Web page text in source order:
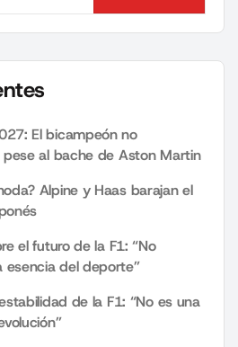
Search
El bicampeón no
al bache de Aston Martin
Alpine y Haas barajan el
el futuro de la F1: “No
del deporte”
de la F1: “No es una